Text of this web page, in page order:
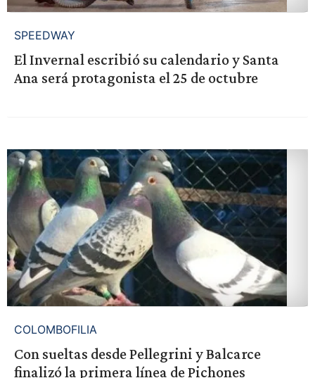
SPEEDWAY
El Invernal escribió su calendario y Santa
Ana será protagonista el 25 de octubre
COLOMBOFILIA
Con sueltas desde Pellegrini y Balcarce
finalizó la primera línea de Pichones